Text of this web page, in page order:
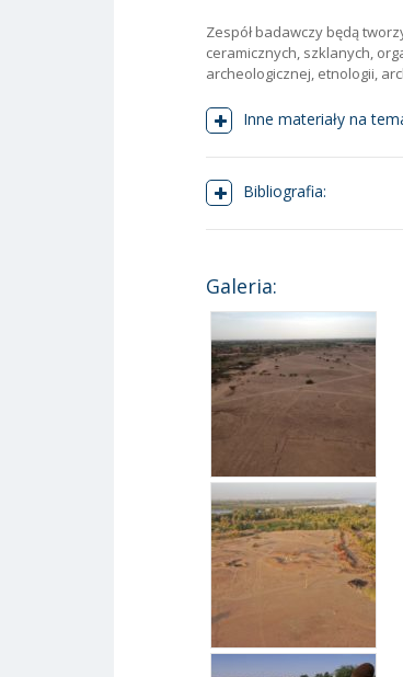
Zespół badawczy będą
ceramicznych, szklanych,
archeologicznej, etnologii,
Inne materiały na
Bibliografia:
Galeria: